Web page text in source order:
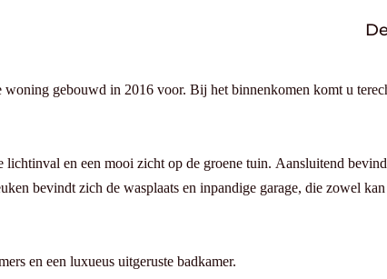
gebouwd in 2016 voor. Bij het binnenkomen komt u
en een mooi zicht op de groene tuin. Aansluitend
bevindt zich de wasplaats en inpandige garage, die zowel
en een luxueus uitgeruste badkamer.